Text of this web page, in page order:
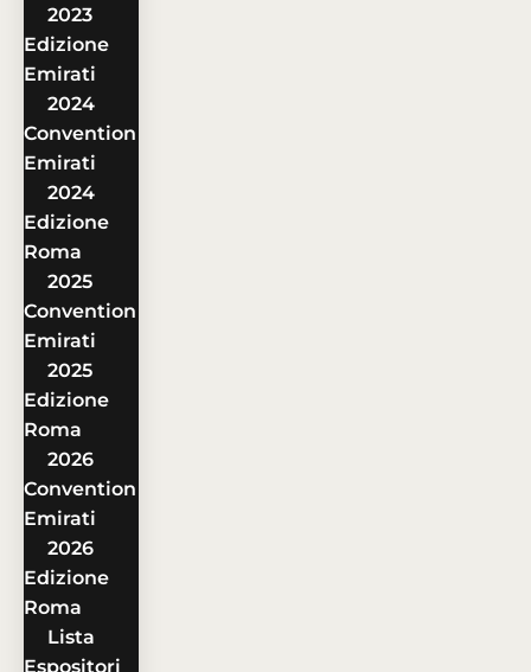
2023
Edizione
Emirati
2024
Convention
Emirati
2024
Edizione
Roma
2025
Convention
Emirati
2025
Edizione
Roma
2026
Convention
Emirati
2026
Edizione
Roma
Lista
Espositori